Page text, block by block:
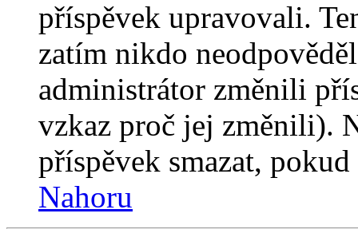
příspěvek upravovali.
zatím nikdo
administrátor změnili
vzkaz proč jej změnili).
příspěvek smazat,
Nahoru